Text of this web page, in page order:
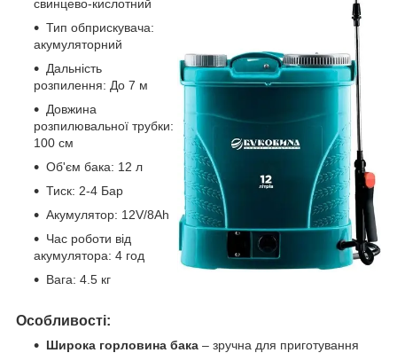
свинцево-кислотний
Тип обприскувача:
акумуляторний
Дальність
розпилення: До 7 м
Довжина
розпилювальної трубки:
100 см
Об'єм бака: 12 л
Тиск: 2-4 Бар
Акумулятор: 12V/8Ah
Час роботи від
акумулятора: 4 год
Вага: 4.5 кг
Особливості:
Широка горловина бака – зручна для приготування